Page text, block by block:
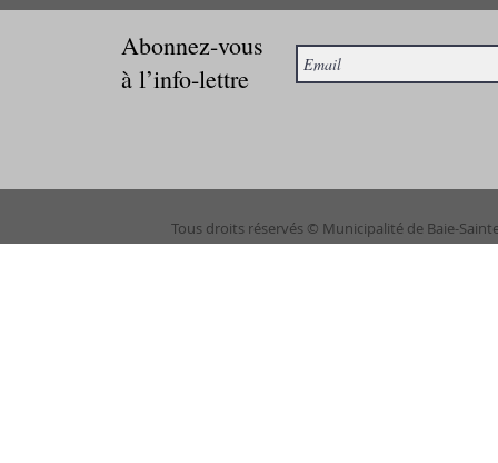
Abonnez-vous
à l’info-lettre
Tous droits réservés © Municipalité de Baie-